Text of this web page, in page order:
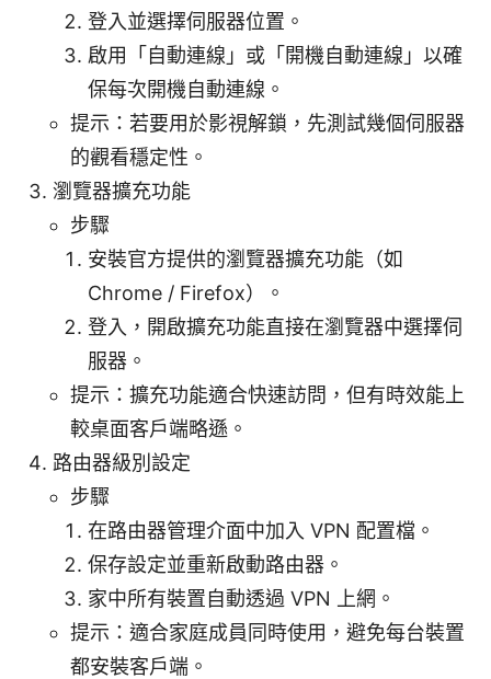
登入並選擇伺服器位置。
啟用「自動連線」或「開機自動連線」以確
保每次開機自動連線。
提示：若要用於影視解鎖，先測試幾個伺服器
的觀看穩定性。
瀏覽器擴充功能
步驟
安裝官方提供的瀏覽器擴充功能（如
Chrome / Firefox）。
登入，開啟擴充功能直接在瀏覽器中選擇伺
服器。
提示：擴充功能適合快速訪問，但有時效能上
較桌面客戶端略遜。
路由器級別設定
步驟
在路由器管理介面中加入 VPN 配置檔。
保存設定並重新啟動路由器。
家中所有裝置自動透過 VPN 上網。
提示：適合家庭成員同時使用，避免每台裝置
都安裝客戶端。